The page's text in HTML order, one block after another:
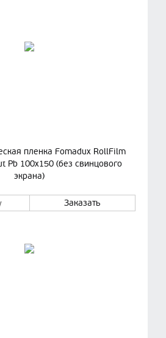
пленка Fomadux RollFilm
Pb 100х150 (без свинцового
экрана)
Заказать